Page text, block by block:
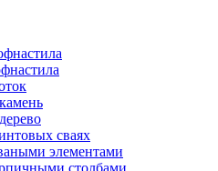
сваях
элементами
столбами